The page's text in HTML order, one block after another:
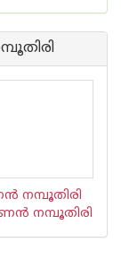
നമ്പൂതിരി
നമ്പൂതിരി